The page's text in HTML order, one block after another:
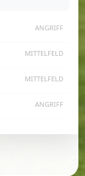
ANGRIFF
MITTELFELD
MITTELFELD
ANGRIFF